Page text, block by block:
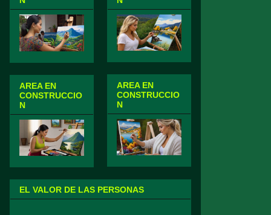
AREA EN
CONSTRUCCIO
N
AREA EN
CONSTRUCCIO
N
EL VALOR DE LAS PERSONAS